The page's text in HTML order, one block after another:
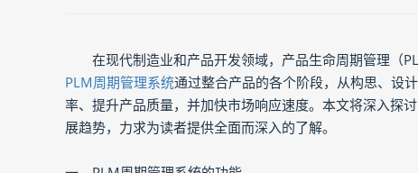
在现代制造业和产品开发领域，产品生命周期管理（
PLM周期管理系统通过整合产品的各个阶段，从构思、设
率、提升产品质量，并加快市场响应速度。本文将深入探
展趋势，力求为读者提供全面而深入的了解。